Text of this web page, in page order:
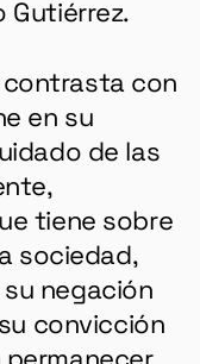
Gutiérrez.
contrasta con
en su
de las
tiene sobre
sociedad,
negación
convicción